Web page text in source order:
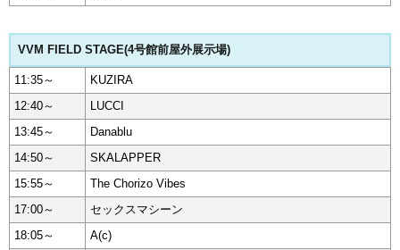
VVM FIELD STAGE(4号館前屋外展示場)
11:35～
KUZIRA
12:40～
LUCCI
13:45～
Danablu
14:50～
SKALAPPER
15:55～
The Chorizo Vibes
17:00～
セックスマシーン
18:05～
A(c)